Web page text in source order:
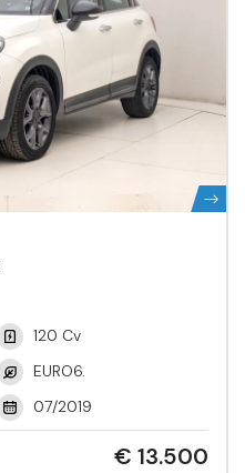
120 Cv
EURO6.
07/2019
€ 13.500